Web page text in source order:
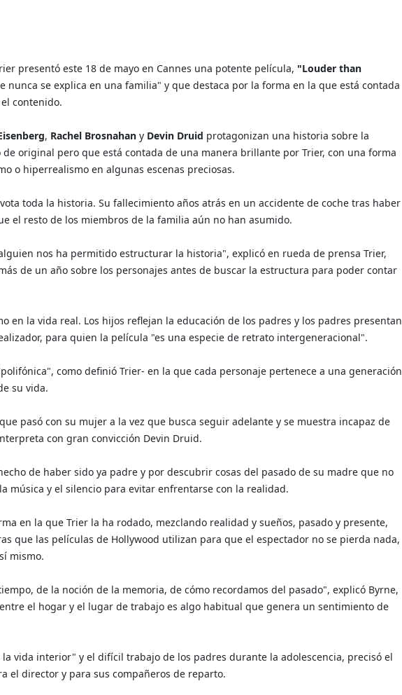
presentó este 18 de mayo en Cannes una potente película, "Louder than
nunca se explica en una familia" y que destaca por la forma en la que está contada
contenido.
, Rachel Brosnahan y Devin Druid protagonizan una historia sobre la
original pero que está contada de una manera brillante por Trier, con una forma
o hiperrealismo en algunas escenas preciosas.
toda la historia. Su fallecimiento años atrás en un accidente de coche tras haber
el resto de los miembros de la familia aún no han asumido.
nos ha permitido estructurar la historia", explicó en rueda de prensa Trier,
de un año sobre los personajes antes de buscar la estructura para poder contar
en la vida real. Los hijos reflejan la educación de los padres y los padres presentan
para quien la película "es una especie de retrato intergeneracional".
como definió Trier- en la que cada personaje pertenece a una generación
su vida.
pasó con su mujer a la vez que busca seguir adelante y se muestra incapaz de
con gran convicción Devin Druid.
de haber sido ya padre y por descubrir cosas del pasado de su madre que no
música y el silencio para evitar enfrentarse con la realidad.
en la que Trier la ha rodado, mezclando realidad y sueños, pasado y presente,
que las películas de Hollywood utilizan para que el espectador no se pierda nada,
mismo.
de la noción de la memoria, de cómo recordamos del pasado", explicó Byrne,
el hogar y el lugar de trabajo es algo habitual que genera un sentimiento de
vida interior" y el difícil trabajo de los padres durante la adolescencia, precisó el
el director y para sus compañeros de reparto.